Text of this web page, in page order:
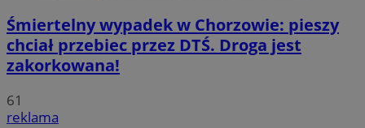
Śmiertelny wypadek w Chorzowie: pieszy
chciał przebiec przez DTŚ. Droga jest
zakorkowana!
61
reklama